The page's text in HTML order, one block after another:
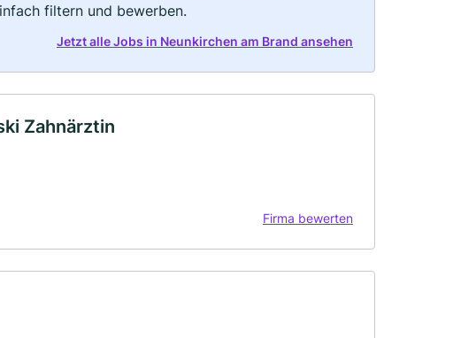
filtern und bewerben.
Jetzt alle Jobs in Neunkirchen am Brand ansehen
Zahnärztin
Firma bewerten